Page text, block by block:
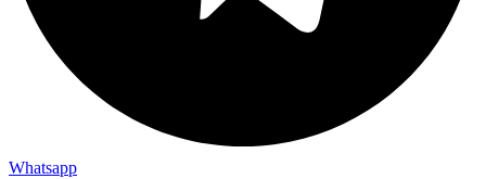
Whatsapp